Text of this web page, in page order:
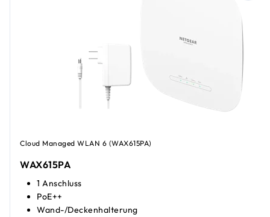
Cloud Managed WLAN 6 (WAX615PA)
WAX615PA
1 Anschluss
PoE++
Wand-/Deckenhalterung